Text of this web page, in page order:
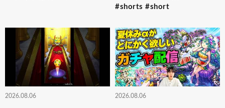
#shorts #short
2026.08.06 2026.08.06